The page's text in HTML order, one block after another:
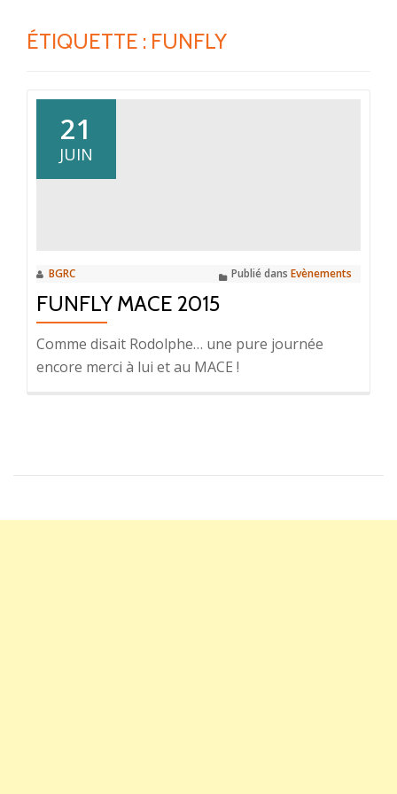
ÉTIQUETTE : FUNFLY
21
JUIN
BGRC Publié dans Evènements
FUNFLY MACE 2015
Comme disait Rodolphe… une pure journée
encore merci à lui et au MACE !